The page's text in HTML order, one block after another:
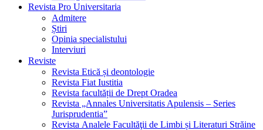
Revista Pro Universitaria
Admitere
Știri
Opinia specialistului
Interviuri
Reviste
Revista Etică și deontologie
Revista Fiat Iustitia
Revista facultății de Drept Oradea
Revista „Annales Universitatis Apulensis – Series
Jurisprudentia”
Revista Analele Facultăţii de Limbi și Literaturi Străine